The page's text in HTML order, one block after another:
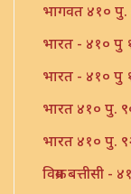
भागवत ४१० पु.
भारत - ४१० पु
भारत - ४१० पु
भारत ४१० पु.
भारत ४१० पु.
विक्रम बत्तीसी